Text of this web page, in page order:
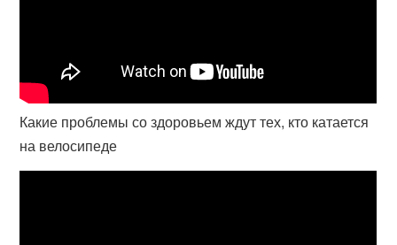
Какие проблемы со здоровьем ждут тех, кто катается
на велосипеде